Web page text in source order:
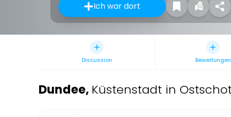
Ich war dort
Discussion Bewertungen
Dundee, Küstenstadt in